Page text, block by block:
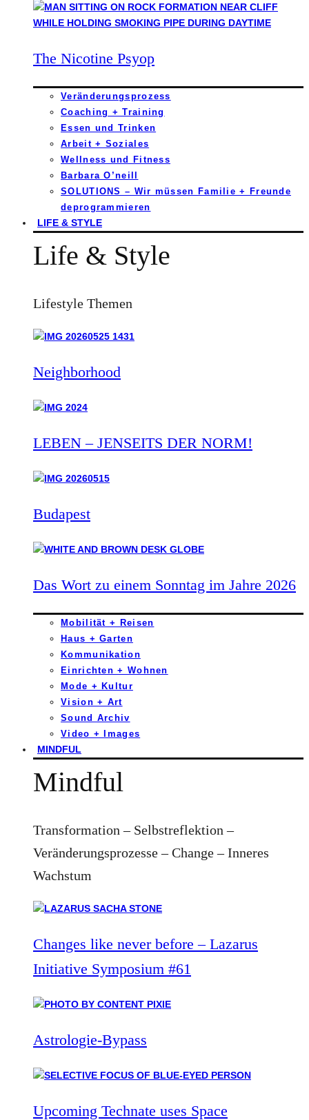
The Nicotine Psyop
Veränderungsprozess
Coaching + Training
Essen und Trinken
Arbeit + Soziales
Wellness und Fitness
Barbara O’neill
SOLUTIONS – Wir müssen Familie + Freunde
deprogrammieren
LIFE & STYLE
Life & Style
Lifestyle Themen
Neighborhood
LEBEN – JENSEITS DER NORM!
Budapest
Das Wort zu einem Sonntag im Jahre 2026
Mobilität + Reisen
Haus + Garten
Kommunikation
Einrichten + Wohnen
Mode + Kultur
Vision + Art
Sound Archiv
Video + Images
MINDFUL
Mindful
Transformation – Selbstreflektion –
Veränderungsprozesse – Change – Inneres
Wachstum
Changes like never before – Lazarus
Initiative Symposium #61
Astrologie-Bypass
Upcoming Technate uses Space